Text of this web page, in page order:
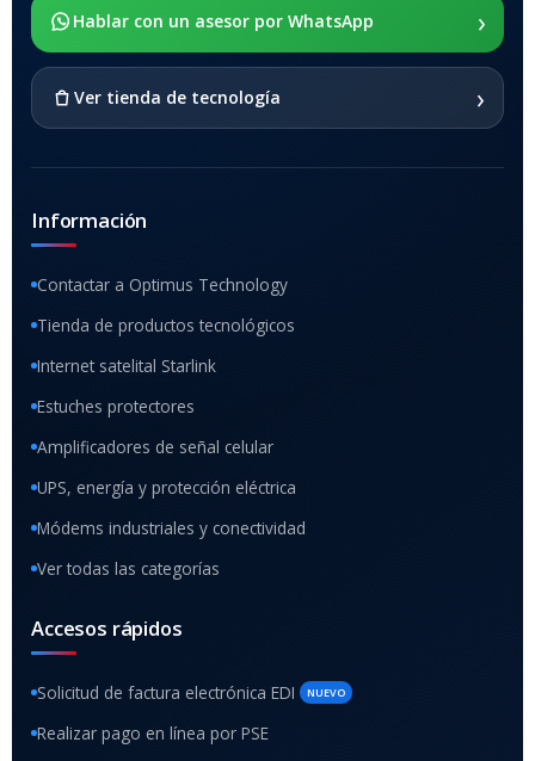
Hablar con un asesor por WhatsApp ›
Ver tienda de tecnología ›
Información
Contactar a Optimus Technology
Tienda de productos tecnológicos
Internet satelital Starlink
Estuches protectores
Amplificadores de señal celular
UPS, energía y protección eléctrica
Módems industriales y conectividad
Ver todas las categorías
Accesos rápidos
Solicitud de factura electrónica EDI NUEVO
Realizar pago en línea por PSE